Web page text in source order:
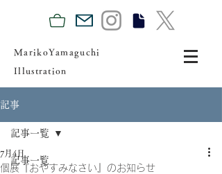
MarikoYamaguchi
Illustration
記事
記事一覧
記事一覧
個展『おやすみなさい』のお知らせ
7月4日